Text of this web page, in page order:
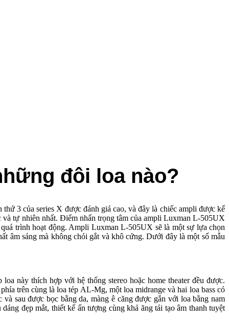
đôi loa nào?
3 của series X được đánh giá cao, và đây là chiếc ampli được kế
và tự nhiên nhất. Điểm nhấn trọng tâm của ampli Luxman L-505UX
trình hoạt động. Ampli Luxman L-505UX sẽ là một sự lựa chọn
âm sáng mà không chói gắt và khô cứng. Dưới đây là một số mẫu
này thích hợp với hệ thống stereo hoặc home theater đều được.
trên cùng là loa tép AL-Mg, một loa midrange và hai loa bass có
sau được bọc bằng da, màng ê căng được gắn với loa bằng nam
đẹp mắt, thiết kế ấn tượng cùng khả ăng tái tạo âm thanh tuyệt